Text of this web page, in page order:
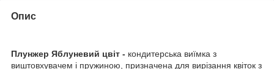
Опис
Плунжер Яблуневий цвіт - кондитерська виїмка з
виштовхувачем і пружиною, призначена для вирізання квіток з